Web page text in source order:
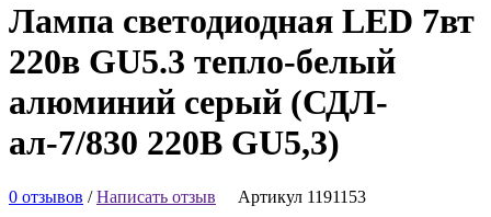
Лампа светодиодная LED 7вт
220в GU5.3 тепло-белый
алюминий серый (СДЛ-
ал-7/830 220В GU5,3)
0 отзывов /Написать отзыв Артикул 1191153